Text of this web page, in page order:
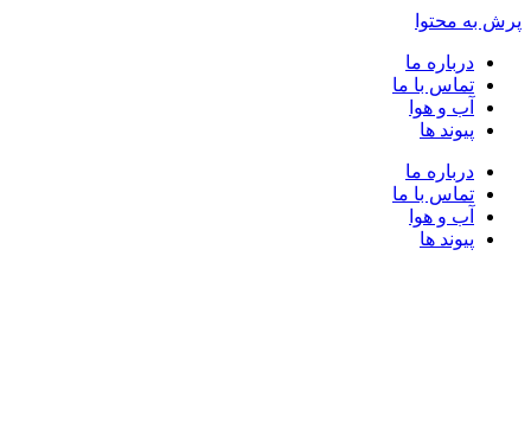
پرش به محتوا
درباره ما
تماس با ما
آب و هوا
پیوند ها
درباره ما
تماس با ما
آب و هوا
پیوند ها